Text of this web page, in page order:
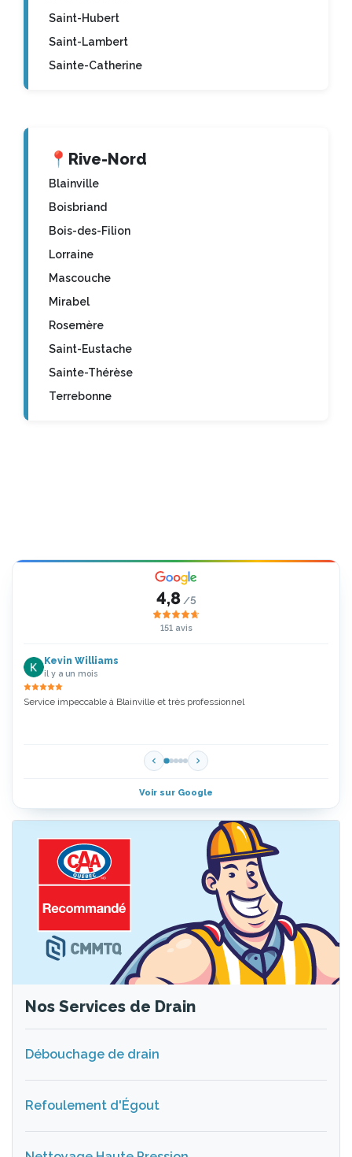
Saint-Hubert
Saint-Lambert
Sainte-Catherine
📍 Rive-Nord
Blainville
Boisbriand
Bois-des-Filion
Lorraine
Mascouche
Mirabel
Rosemère
Saint-Eustache
Sainte-Thérèse
Terrebonne
4,8 /5
151 avis
Kevin Williams
il y a un mois
Service impeccable à Blainville et très professionnel
Voir sur Google
Nos Services de Drain
Débouchage de drain
Refoulement d'Égout